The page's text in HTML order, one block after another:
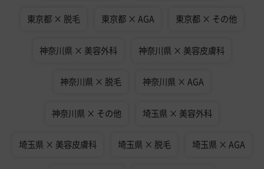
東京都 × 脱毛 東京都 × AGA 東京都 × その他
神奈川県 × 美容外科 神奈川県 × 美容皮膚科
神奈川県 × 脱毛 神奈川県 × AGA
神奈川県 × その他 埼玉県 × 美容外科
埼玉県 × 美容皮膚科 埼玉県 × 脱毛 埼玉県 × AGA